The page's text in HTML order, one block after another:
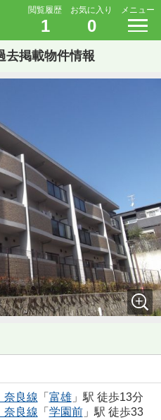
閲覧履歴
1
お気に入り
0
メニュー
去掲載物件情報
奈良線 「 富雄」駅 徒歩13分
奈良線 「 学園前」駅 徒歩33